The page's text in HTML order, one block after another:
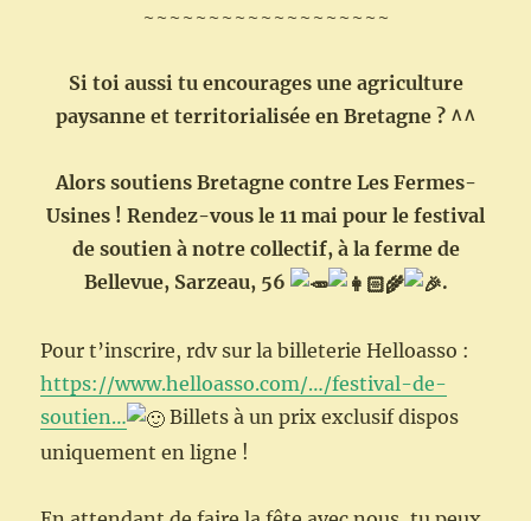
~~~~~~~~~~~~~~~~~~~
Si toi aussi tu encourages une agriculture
paysanne et territorialisée en Bretagne ? ^^
Alors soutiens Bretagne contre Les Fermes-
Usines ! Rendez-vous le 11 mai pour le festival
de soutien à notre collectif, à la ferme de
Bellevue, Sarzeau, 56
.
Pour t’inscrire, rdv sur la billeterie Helloasso :
https://www.helloasso.com/…/festival-de-
soutien…
Billets à un prix exclusif dispos
uniquement en ligne !